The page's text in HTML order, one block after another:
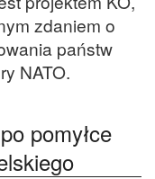
zdaniem o
państw
NATO.
pomyłce